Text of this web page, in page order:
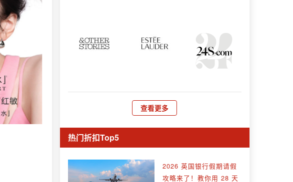
查看更多
热门折扣Top5
2026 英国银行假期请假
攻略来了！教你用 28 天